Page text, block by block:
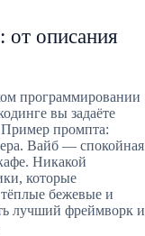
от описания
программировании
вы задаёте
промпта:
Вайб — спокойная
Никакой
которые
бежевые и
лучший фреймворк и